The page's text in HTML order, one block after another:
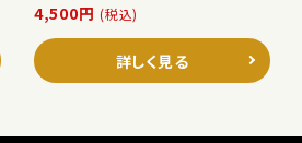
4,500円 (税込)
詳しく見る